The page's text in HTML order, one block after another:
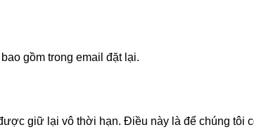
gồm trong email đặt lại.
giữ lại vô thời hạn. Điều này là để chúng tôi